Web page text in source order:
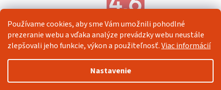
Používame cookies, aby sme Vám umožnili pohodlné
prezeranie webu a vďaka analýze prevádzky webu neustále
zlepšovali jeho funkcie, výkon a použiteľnosť.Viac informácií
Nastavenie